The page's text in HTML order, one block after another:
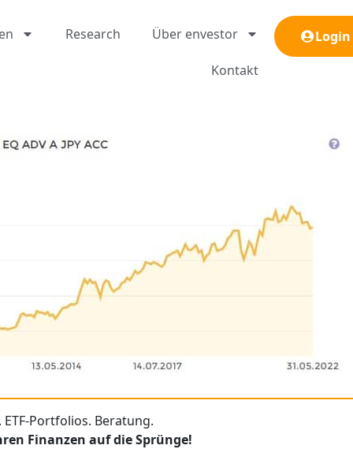
Research Über envestor
Kontakt
Login
ETF-Portfolios. Beratung.
Finanzen auf die Sprünge!